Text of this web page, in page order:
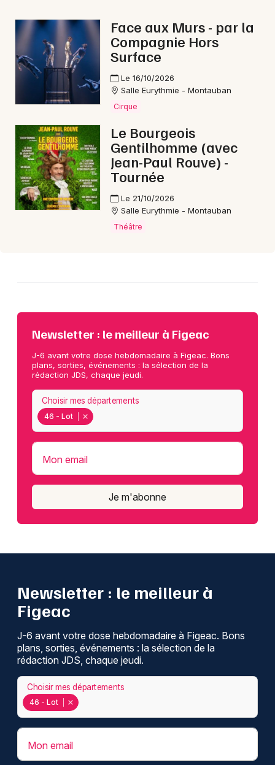
46 - Lot
Choisir mes départements
Mon email
Face aux Murs - par la
Compagnie Hors
Surface
Le 16/10/2026
Salle Eurythmie - Montauban
Cirque
Le Bourgeois
Gentilhomme (avec
Jean-Paul Rouve) -
Tournée
Le 21/10/2026
Salle Eurythmie - Montauban
Théâtre
Newsletter : le meilleur à Figeac
J-6 avant votre dose hebdomadaire à Figeac. Bons
plans, sorties, événements : la sélection de la
rédaction JDS, chaque jeudi.
46 - Lot
Choisir mes départements
Mon email
Je m'abonne
Newsletter : le meilleur à
Figeac
J-6 avant votre dose hebdomadaire à Figeac. Bons
plans, sorties, événements : la sélection de la
rédaction JDS, chaque jeudi.
46 - Lot
Choisir mes départements
Mon email